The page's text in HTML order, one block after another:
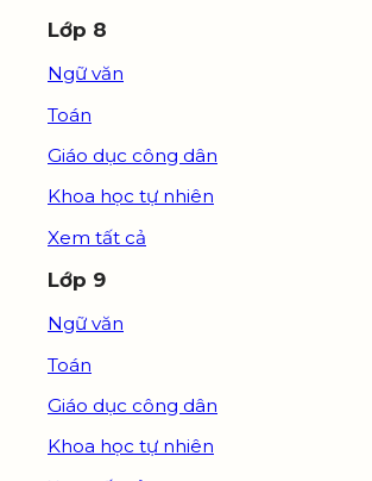
Lớp 8
Ngữ văn
Toán
Giáo dục công dân
Khoa học tự nhiên
Xem tất cả
Lớp 9
Ngữ văn
Toán
Giáo dục công dân
Khoa học tự nhiên